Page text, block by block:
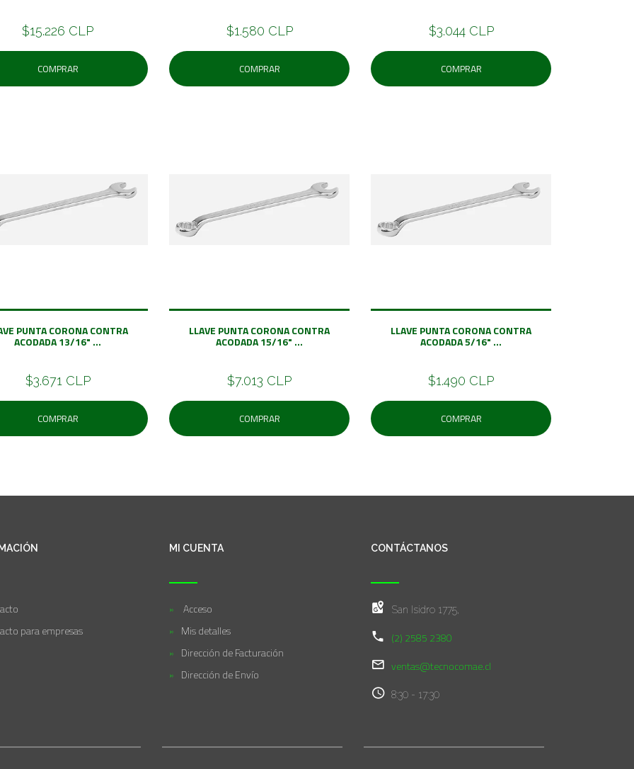
$15.226 CLP
COMPRAR
$1.580 CLP
COMPRAR
$3.044 CLP
COMPRAR
PUNTA CORONA CONTRA
ACODADA 13/16" ...
$3.671 CLP
COMPRAR
LLAVE PUNTA CORONA CONTRA
ACODADA 15/16" ...
$7.013 CLP
COMPRAR
LLAVE PUNTA CORONA CONTRA
ACODADA 5/16" ...
$1.490 CLP
COMPRAR
para empresas
MI CUENTA
Acceso
Mis detalles
Dirección de Facturación
Dirección de Envío
CONTÁCTANOS
San Isidro 1775,
(2) 2585 2380
ventas@tecnocomae.cl
8:30 - 17:30